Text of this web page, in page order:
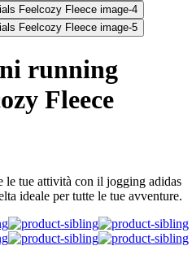
running
Fleece
le tue attività con il jogging adidas
ideale per tutte le tue avventure.